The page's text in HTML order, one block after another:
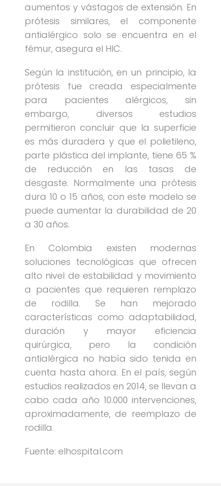
aumentos y vástagos de extensión. En
prótesis similares, el componente
antialérgico solo se encuentra en el
fémur, asegura el HIC.
Según la institución, en un principio, la
prótesis fue creada especialmente
para pacientes alérgicos, sin
embargo, diversos estudios
permitieron concluir que la superficie
es más duradera y que el polietileno,
parte plástica del implante, tiene 65 %
de reducción en las tasas de
desgaste. Normalmente una prótesis
dura 10 o 15 años, con este modelo se
puede aumentar la durabilidad de 20
a 30 años.
En Colombia existen modernas
soluciones tecnológicas que ofrecen
alto nivel de estabilidad y movimiento
a pacientes que requieren remplazo
de rodilla. Se han mejorado
características como adaptabilidad,
duración y mayor eficiencia
quirúrgica, pero la condición
antialérgica no había sido tenida en
cuenta hasta ahora. En el país, según
estudios realizados en 2014, se llevan a
cabo cada año 10.000 intervenciones,
aproximadamente, de reemplazo de
rodilla.
Fuente: elhospital.com